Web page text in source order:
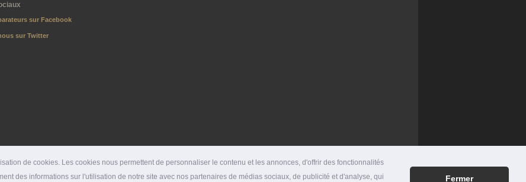
de cookies. Les cookies nous permettent de personnaliser le contenu et les annonces, d'offrir des fonctionnalités
des informations sur l'utilisation de notre site avec nos partenaires de médias sociaux, de publicité et d'analyse, qui
Fermer
sur Facebook
sur Twitter